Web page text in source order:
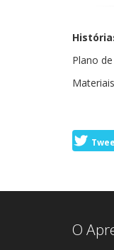
Plano
O